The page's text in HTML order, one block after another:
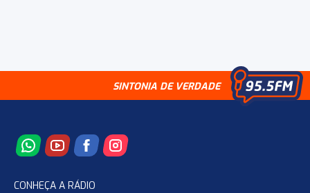
SINTONIA DE VERDADE
CONHEÇA A RÁDIO